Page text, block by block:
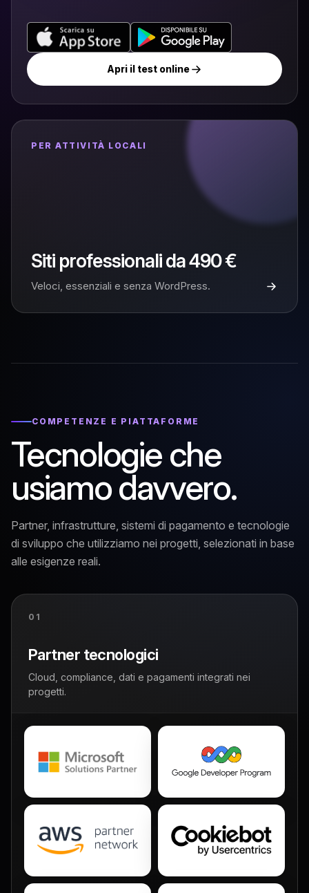
Apri il test online
PER ATTIVITÀ LOCALI
Siti professionali da 490 €
Veloci, essenziali e senza WordPress.
COMPETENZE E PIATTAFORME
Tecnologie che
usiamo davvero.
Partner, infrastrutture, sistemi di pagamento e tecnologie
di sviluppo che utilizziamo nei progetti, selezionati in base
alle esigenze reali.
01
Partner tecnologici
Cloud, compliance, dati e pagamenti integrati nei
progetti.